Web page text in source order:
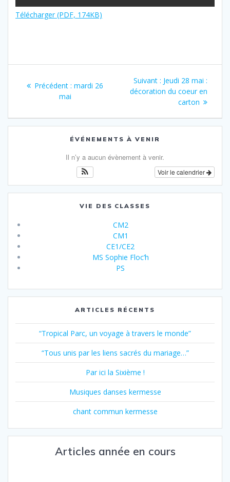
Télécharger (PDF, 174KB)
l’article
Précédent : Article
mardi 26
mai
Suivant : Article
suivant
Jeudi 28 mai :
décoration du coeur en
carton
ÉVÉNEMENTS À VENIR
Il n’y a aucun évènement à venir.
Voir le calendrier
VIE DES CLASSES
CM2
CM1
CE1/CE2
MS Sophie Floc’h
PS
ARTICLES RÉCENTS
“Tropical Parc, un voyage à travers le monde”
“Tous unis par les liens sacrés du mariage…”
Par ici la Sixième !
Musiques danses kermesse
chant commun kermesse
Articles année en cours